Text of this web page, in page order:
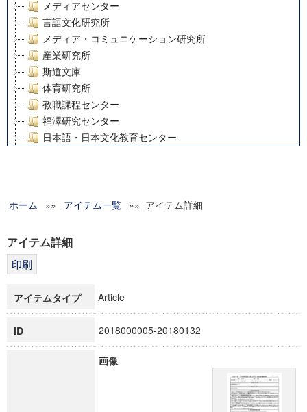
メディアセンター
言語文化研究所
メディア・コミュニケーション研究所
産業研究所
斯道文庫
体育研究所
教職課程センター
福澤研究センター
日本語・日本文化教育センター
グローバルリサーチインスティテュート
科学研究費補助金研究成果報告書
博士課程教育リーディングプログラム「超成熟社会発展のサ
ホーム »» アイテム一覧 »» アイテム詳細
アイテム詳細
アイテムタイプ Article
ID 2018000005-20180132
画像